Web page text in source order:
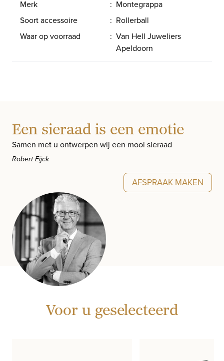
Merk : Montegrappa
Soort accessoire
: Rollerball
Waar op voorraad
: Van Hell Juweliers
Apeldoorn
Een sieraad is een emotie
Samen met u ontwerpen wij een mooi sieraad
Robert Eijck
AFSPRAAK MAKEN
Voor u geselecteerd